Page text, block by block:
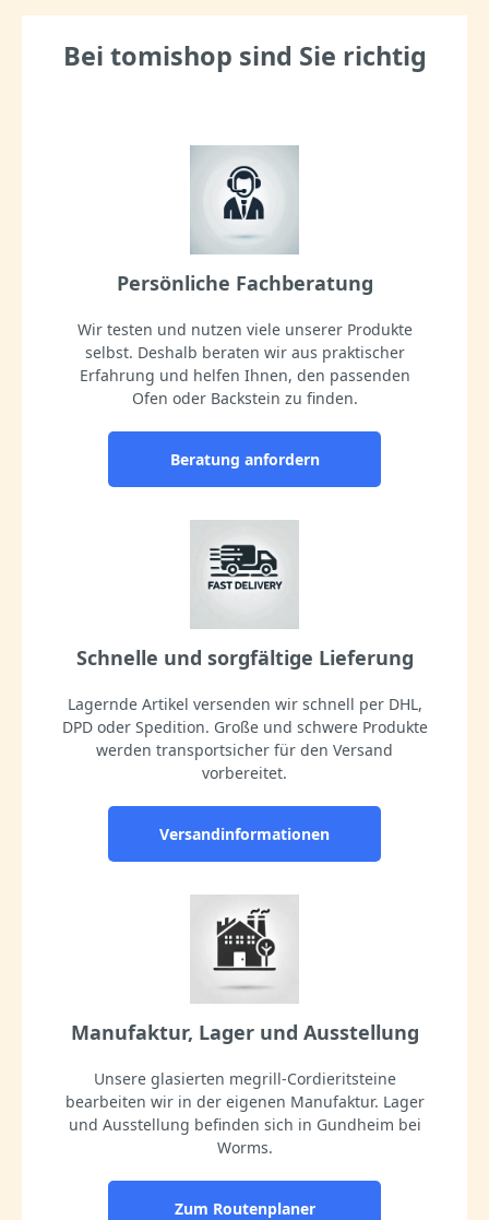
Bei tomishop sind Sie richtig
Persönliche Fachberatung
Wir testen und nutzen viele unserer Produkte
selbst. Deshalb beraten wir aus praktischer
Erfahrung und helfen Ihnen, den passenden
Ofen oder Backstein zu finden.
Beratung anfordern
Schnelle und sorgfältige Lieferung
Lagernde Artikel versenden wir schnell per DHL,
DPD oder Spedition. Große und schwere Produkte
werden transportsicher für den Versand
vorbereitet.
Versandinformationen
Manufaktur, Lager und Ausstellung
Unsere glasierten megrill-Cordieritsteine
bearbeiten wir in der eigenen Manufaktur. Lager
und Ausstellung befinden sich in Gundheim bei
Worms.
Zum Routenplaner